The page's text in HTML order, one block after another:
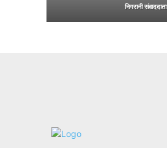
निगरानी संवाददाता